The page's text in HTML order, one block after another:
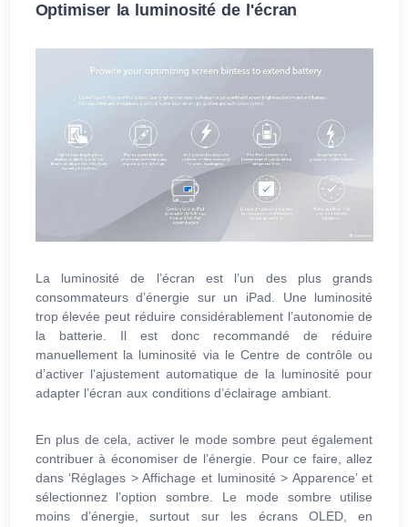
Optimiser la luminosité de l'écran
La luminosité de l’écran est l’un des plus grands
consommateurs d’énergie sur un iPad. Une luminosité
trop élevée peut réduire considérablement l’autonomie de
la batterie. Il est donc recommandé de réduire
manuellement la luminosité via le Centre de contrôle ou
d’activer l’ajustement automatique de la luminosité pour
adapter l’écran aux conditions d’éclairage ambiant.
En plus de cela, activer le mode sombre peut également
contribuer à économiser de l’énergie. Pour ce faire, allez
dans ‘Réglages > Affichage et luminosité > Apparence’ et
sélectionnez l’option sombre. Le mode sombre utilise
moins d’énergie, surtout sur les écrans OLED, en